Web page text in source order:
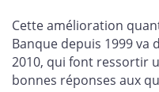
Cette amélioration
Banque depuis 1999 va
2010, qui font ressortir
bonnes réponses aux